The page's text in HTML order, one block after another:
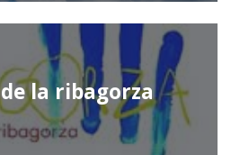
la ribagorza